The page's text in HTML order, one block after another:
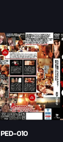
PED-010